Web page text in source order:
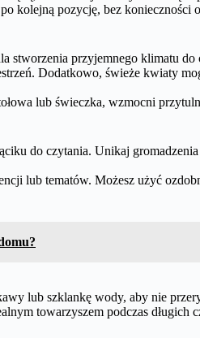
kolejną pozycję, bez
stworzenia przyjemnego klimatu
Dodatkowo, świeże kwiaty
lub świeczka, wzmocni
do czytania. Unikaj
lub tematów. Możesz użyć
lub szklankę wody, aby nie
towarzyszem podczas długich